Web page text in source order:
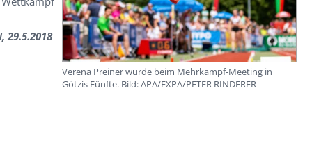
29.5.2018
Verena Preiner wurde beim Mehrkampf-Meeting in
Götzis Fünfte. Bild: APA/EXPA/PETER RINDERER